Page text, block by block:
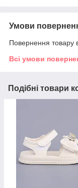
Умови
Повернення товару
Всі умови
Подібні товари